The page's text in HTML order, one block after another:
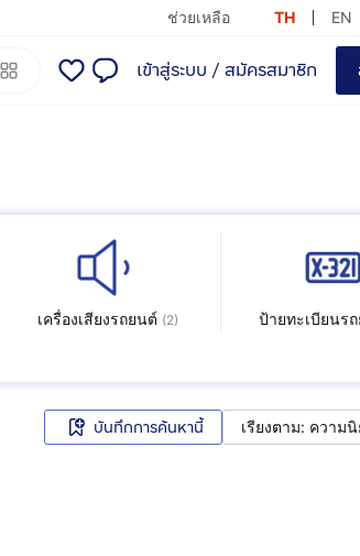
ช่วยเหลือ TH EN
เข้าสู่ระบบ / สมัครสมาชิก
เครื่องเสียงรถยนต์ (2) ป้ายทะเบียนร
บันทึกการค้นหานี้ เรียงตาม: ความ